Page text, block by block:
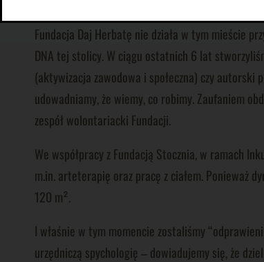
Fundacja Daj Herbatę nie działa w tym mieście
DNA tej stolicy. W ciągu ostatnich 6 lat
(aktywizacja zawodowa i społeczna) czy
udowadniamy, że wiemy, co robimy. Zaufaniem
zespół wolontariacki Fundacji.
We współpracy z Fundacją Stocznia, w ramach
m.in. arteterapię oraz pracę z ciałem. Ponieważ
120 m².
I właśnie w tym momencie zostaliśmy
urzędniczą spychologię – dowiadujemy się, że